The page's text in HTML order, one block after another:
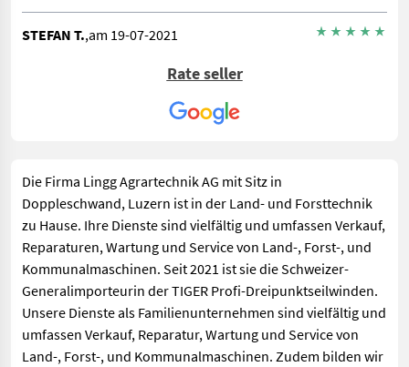
STEFAN T.,am 19-07-2021
,am 18-07-2021
Super Service, Super Beratung und hat für alles eine
Rate seller
Die Firma Lingg Agrartechnik AG mit Sitz in
Doppleschwand, Luzern ist in der Land- und Forsttechnik
zu Hause. Ihre Dienste sind vielfältig und umfassen Verkauf,
Reparaturen, Wartung und Service von Land-, Forst-, und
Kommunalmaschinen. Seit 2021 ist sie die Schweizer-
Generalimporteurin der TIGER Profi-Dreipunktseilwinden.
Unsere Dienste als Familienunternehmen sind vielfältig und
umfassen Verkauf, Reparatur, Wartung und Service von
Land-, Forst-, und Kommunalmaschinen. Zudem bilden wir